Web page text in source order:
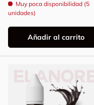
Muy poca disponibilidad (5
unidades)
Añadir al carrito